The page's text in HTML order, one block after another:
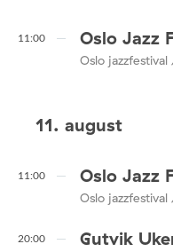
11:00 Oslo Jazz
Oslo
11. august
11:00 Oslo Jazz
Oslo
20:00
Gutvik